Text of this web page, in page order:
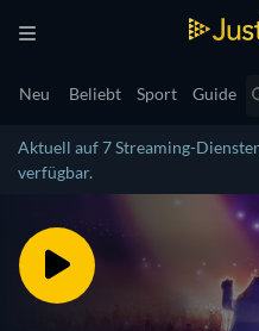
Neu Beliebt Sport Guide
Aktuell auf 7 Streaming-
verfügbar.